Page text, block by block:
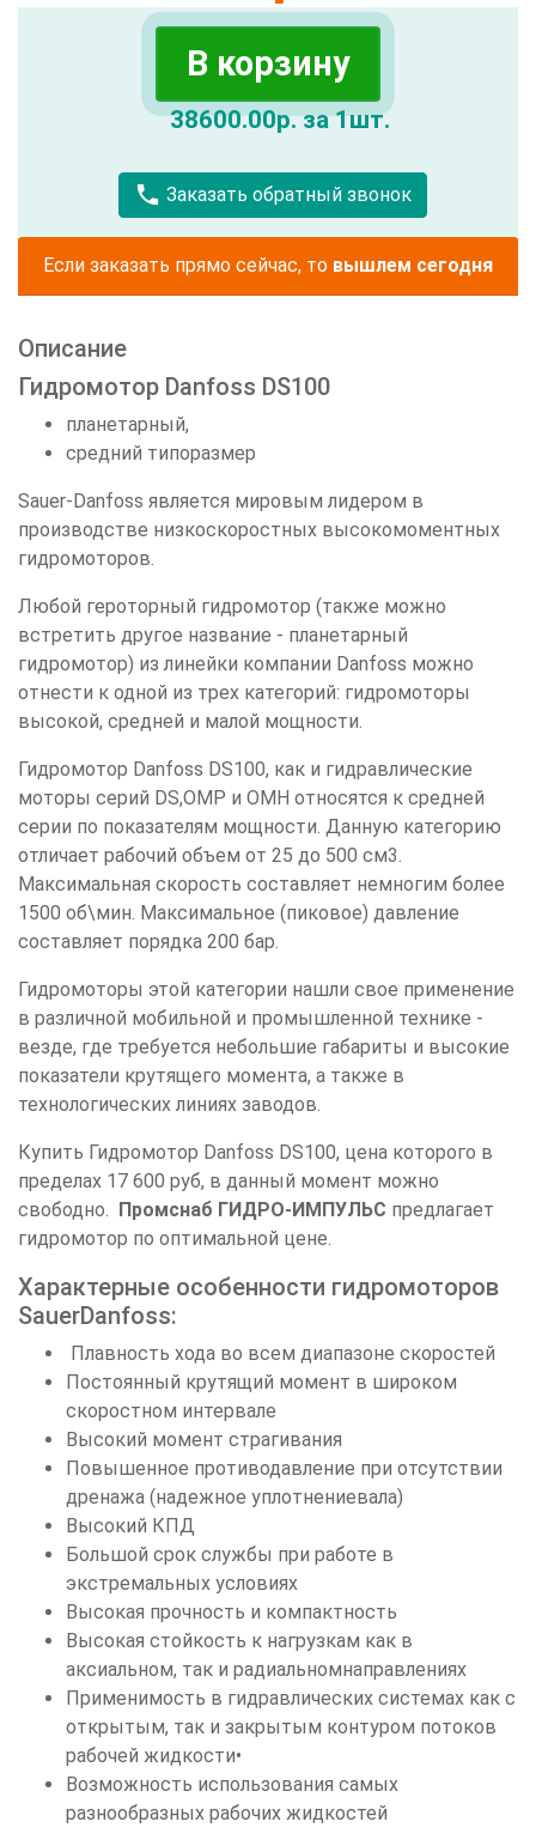
В корзину
38600.00р. за 1шт.
call Заказать обратный звонок
Если заказать прямо сейчас, то вышлем сегодня
Описание
Гидромотор Danfoss DS100
планетарный,
средний типоразмер
Sauer-Danfoss является мировым лидером в
производстве низкоскоростных высокомоментных
гидромоторов.
Любой героторный гидромотор (также можно
встретить другое название - планетарный
гидромотор) из линейки компании Danfoss можно
отнести к одной из трех категорий: гидромоторы
высокой, средней и малой мощности.
Гидромотор Danfoss DS100, как и гидравлические
моторы серий DS,OMP и OMH относятся к средней
серии по показателям мощности. Данную категорию
отличает рабочий объем от 25 до 500 см3.
Максимальная скорость составляет немногим более
1500 об\мин. Максимальное (пиковое) давление
составляет порядка 200 бар.
Гидромоторы этой категории нашли свое применение
в различной мобильной и промышленной технике -
везде, где требуется небольшие габариты и высокие
показатели крутящего момента, а также в
технологических линиях заводов.
Купить Гидромотор Danfoss DS100, цена которого в
пределах 17 600 руб, в данный момент можно
свободно. Промснаб ГИДРО-ИМПУЛЬС предлагает
гидромотор по оптимальной цене.
Характерные особенности гидромоторов
SauerDanfoss:
Плавность хода во всем диапазоне скоростей
Постоянный крутящий момент в широком
скоростном интервале
Высокий момент страгивания
Повышенное противодавление при отсутствии
дренажа (надежное уплотнениевала)
Высокий КПД
Большой срок службы при работе в
экстремальных условиях
Высокая прочность и компактность
Высокая стойкость к нагрузкам как в
аксиальном, так и радиальномнаправлениях
Применимость в гидравлических системах как с
открытым, так и закрытым контуром потоков
рабочей жидкости•
Возможность использования самых
разнообразных рабочих жидкостей